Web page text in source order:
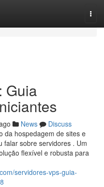
Guia
News
Discuss
da hospedagem de sites e
falar sobre servidores . Um
flexível e robusta para
servidores-vps-guia-